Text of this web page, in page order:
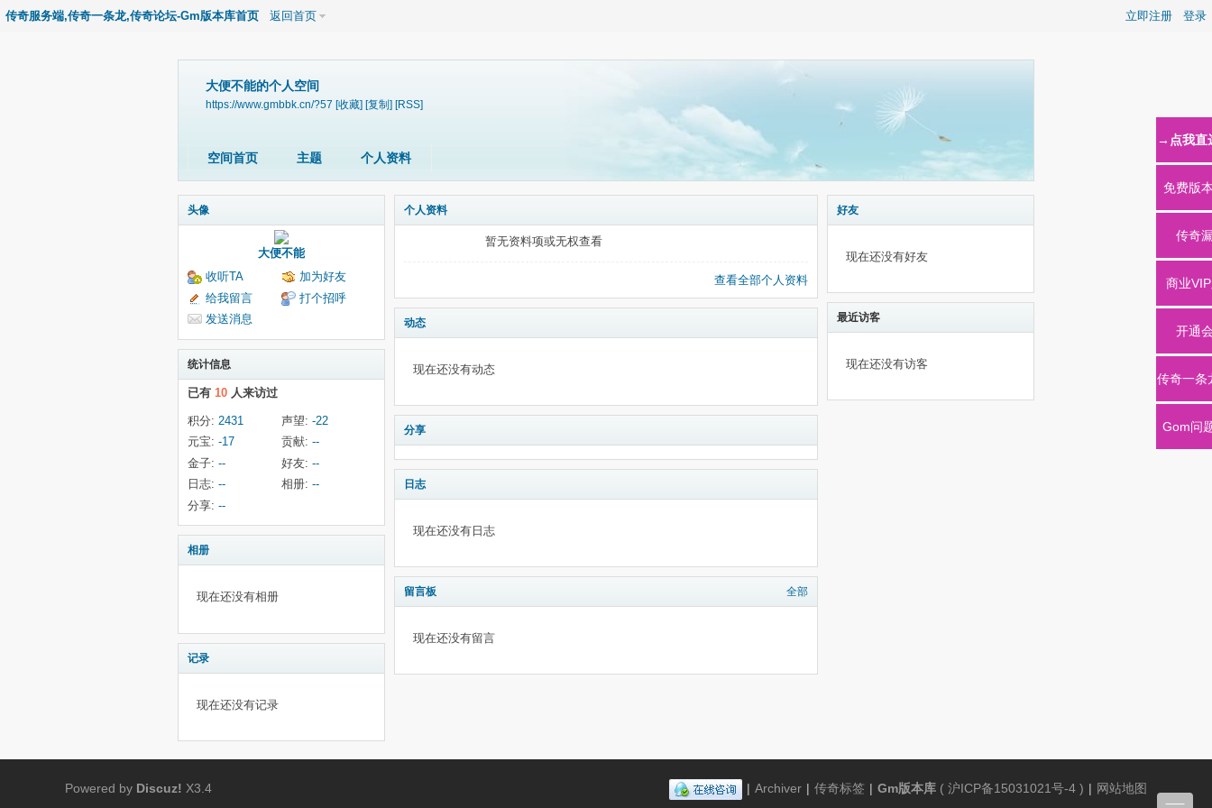
立即注册 登录
传奇服务端,传奇一条龙,传奇论坛-Gm版本库首页 返回首页
大便不能的个人空间
https://www.gmbbk.cn/?57 [收藏] [复制] [RSS]
空间首页 主题 个人资料
头像
大便不能
收听TA
加为好友
给我留言
打个招呼
发送消息
统计信息
已有 10 人来访过
积分: 2431 声望: -22
元宝: -17 贡献: --
金子: -- 好友: --
日志: -- 相册: --
分享: --
相册
现在还没有相册
记录
现在还没有记录
个人资料
暂无资料项或无权查看
查看全部个人资料
动态
现在还没有动态
分享
日志
现在还没有日志
留言板 全部
现在还没有留言
好友
现在还没有好友
最近访客
现在还没有访客
| Archiver | 传奇标签 | Gm版本库 ( 沪ICP备15031021号-4 ) | 网站地图
Powered by Discuz! X3.4
→点我直
免费版
传奇
商业
开通
传奇一条
Gom问